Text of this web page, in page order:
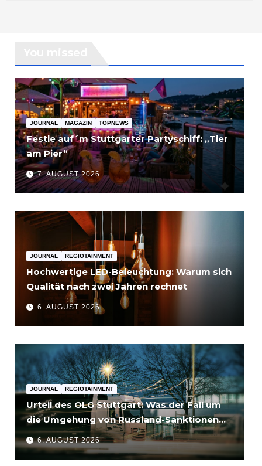
JOURNAL MAGAZIN TOPNEWS
Festle auf´m Stuttgarter Partyschiff: „Tier
am Pier“
7. AUGUST 2026
JOURNAL REGIOTAINMENT
Hochwertige LED-Beleuchtung: Warum sich
Qualität nach zwei Jahren rechnet
6. AUGUST 2026
JOURNAL REGIOTAINMENT
Urteil des OLG Stuttgart: Was der Fall um
die Umgehung von Russland-Sanktionen
für Unternehmen bedeutet
6. AUGUST 2026